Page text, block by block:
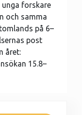
forskare
och samma
på 6–
post
året:
15.8–